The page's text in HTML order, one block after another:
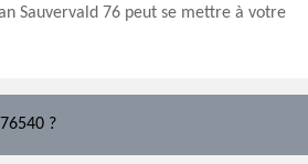
Sauvervald 76 peut se mettre à votre
76540 ?